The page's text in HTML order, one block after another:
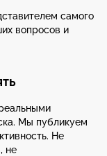
самого
вопросов и
Мы публикуем
Не
не